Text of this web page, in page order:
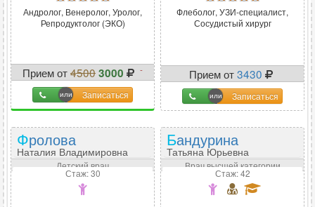
Андролог, Венеролог, Уролог,
Репродуктолог (ЭКО)
Прием от45003000 -
33%
Записаться
Флеболог, УЗИ-специалист,
Сосудистый хирург
Прием от3430
Записаться
Фролова
Наталия Владимировна
Детский врач
Стаж: 30
Бандурина
Татьяна Юрьевна
Врач высшей категории
Стаж: 42